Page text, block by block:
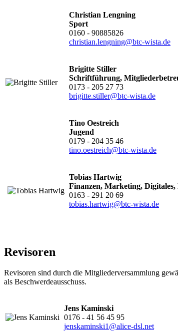
Christian Lengning
Sport
0160 - 90885826
christian.lengning@btc-wista.de
Brigitte Stiller
Schriftführung,
0173 - 205 27 73
brigitte.stiller@btc-wista.de
Tino Oestreich
Jugend
0179 - 204 35 46
tino.oestreich@btc-wista.de
Tobias Hartwig
Finanzen, Marketing,
0163 - 291 20 69
tobias.hartwig@btc-wista.de
Revisoren
Revisoren sind durch die Mitgliederversammlung
als Beschwerdeausschuss.
Jens Kaminski
0176 - 41 56 45 95
jenskaminski1@alice-dsl.net